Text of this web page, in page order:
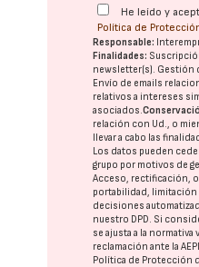
He leído y
Política de
Responsable:
Finalidades:
newsletter(s). Gestión
Envío de emails
relativos a intereses
asociados.
relación con Ud., o
llevar a cabo las
Los datos pueden
grupo por motivos de
Acceso, rectificación,
portabilidad, limitación
decisiones
nuestro DPD. Si
se ajusta a la
reclamación ante la
Política de Protección